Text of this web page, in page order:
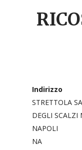
Indirizzo
STRETTOLA
DEGLI SCALZI
NAPOLI
NA